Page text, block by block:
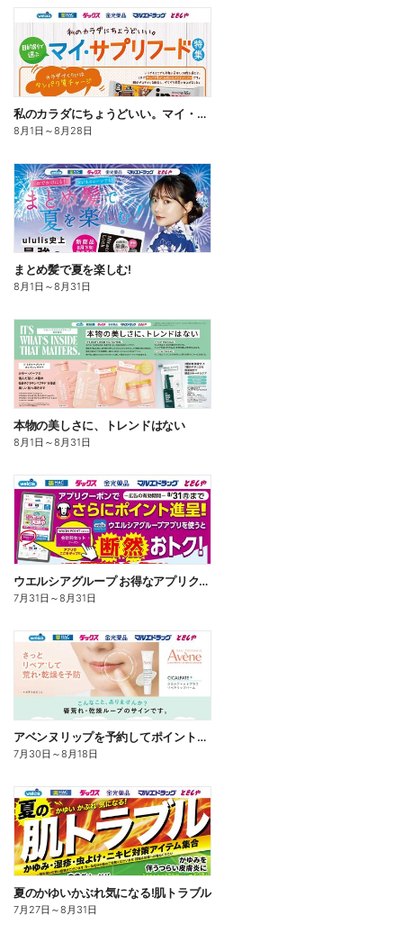
私のカラダにちょうどいい。マイ・サプリフード
8月1日 ～8月28日
まとめ髪で夏を楽しむ!
8月1日 ～8月31日
本物の美しさに、トレンドはない
8月1日 ～8月31日
ウエルシアグループ お得なアプリクーポン
7月31日 ～8月31日
アベンヌリップを予約してポイントゲット!
7月30日 ～8月18日
夏のかゆいかぶれ気になる!肌トラブル
7月27日 ～8月31日